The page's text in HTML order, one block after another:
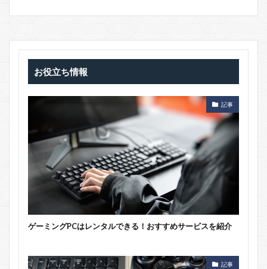
お役立ち情報
記事
ゲーミングPCはレンタルできる！おすすめサービスを紹介
記事